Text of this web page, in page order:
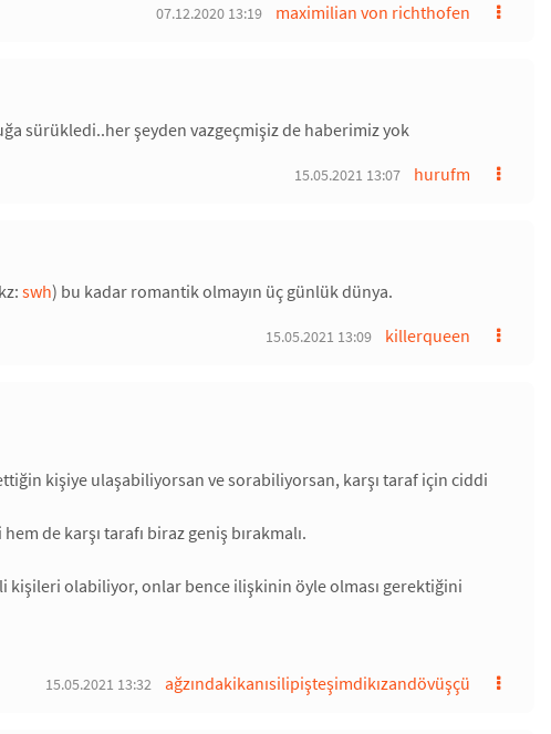
maximilian von richthofen
07.12.2020 13:19
sürükledi..her şeyden vazgeçmişiz de haberimiz yok
hurufm
15.05.2021 13:07
swh) bu kadar romantik olmayın üç günlük dünya.
killerqueen
15.05.2021 13:09
kişiye ulaşabiliyorsan ve sorabiliyorsan, karşı taraf için ciddi
de karşı tarafı biraz geniş bırakmalı.
kişileri olabiliyor, onlar bence ilişkinin öyle olması gerektiğini
ağzındakikanısilipişteşimdikızandövüşçü
15.05.2021 13:32